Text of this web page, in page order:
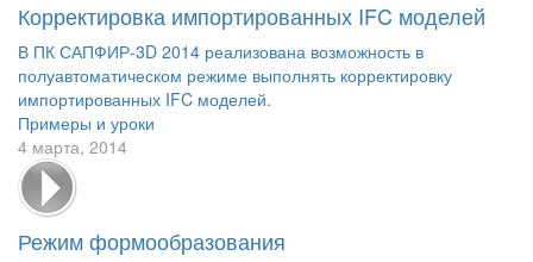
Корректировка импортированных IFC моделей
В ПК САПФИР-3D 2014 реализована возможность в
полуавтоматическом режиме выполнять корректировку
импортированных IFC моделей.
Примеры и уроки
4 марта, 2014
Режим формообразования